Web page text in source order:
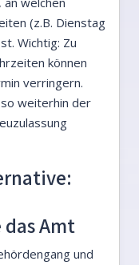
(z.B. Dienstag
Wichtig: Zu
können
verringern.
weiterhin der
Amt
und